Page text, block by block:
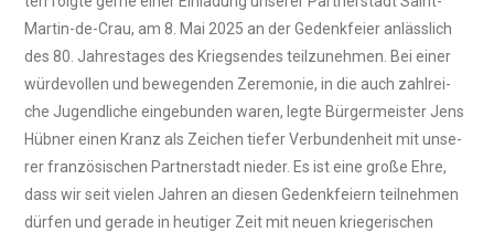
Mar­tin-de-Crau, am 8. Mai 2025 an der Gedenk­fei­er anläss­lich
des 80. Jah­res­ta­ges des Kriegs­en­des teil­zu­neh­men. Bei einer
wür­de­vol­len und bewe­gen­den Zere­mo­nie, in die auch zahl­rei­
che Jugend­li­che ein­ge­bun­den waren, leg­te Bür­ger­meis­ter Jens
Hüb­ner einen Kranz als Zei­chen tie­fer Ver­bun­den­heit mit unse­
rer fran­zö­si­schen Part­ner­stadt nie­der. Es ist eine gro­ße Ehre,
dass wir seit vie­len Jah­ren an die­sen Gedenk­fei­ern teil­neh­men
dür­fen und gera­de in heu­ti­ger Zeit mit neu­en krie­ge­ri­schen